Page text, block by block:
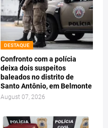
DESTAQUE
Confronto com a polícia
deixa dois suspeitos
baleados no distrito de
Santo Antônio, em Belmonte
August 07, 2026